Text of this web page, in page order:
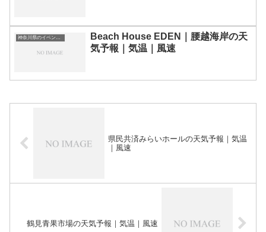
Beach House EDEN｜腰越海岸の天
気予報｜気温｜風速
県民共済みらいホールの天気予報｜気温
｜風速
鶴見青果市場の天気予報｜気温｜風速